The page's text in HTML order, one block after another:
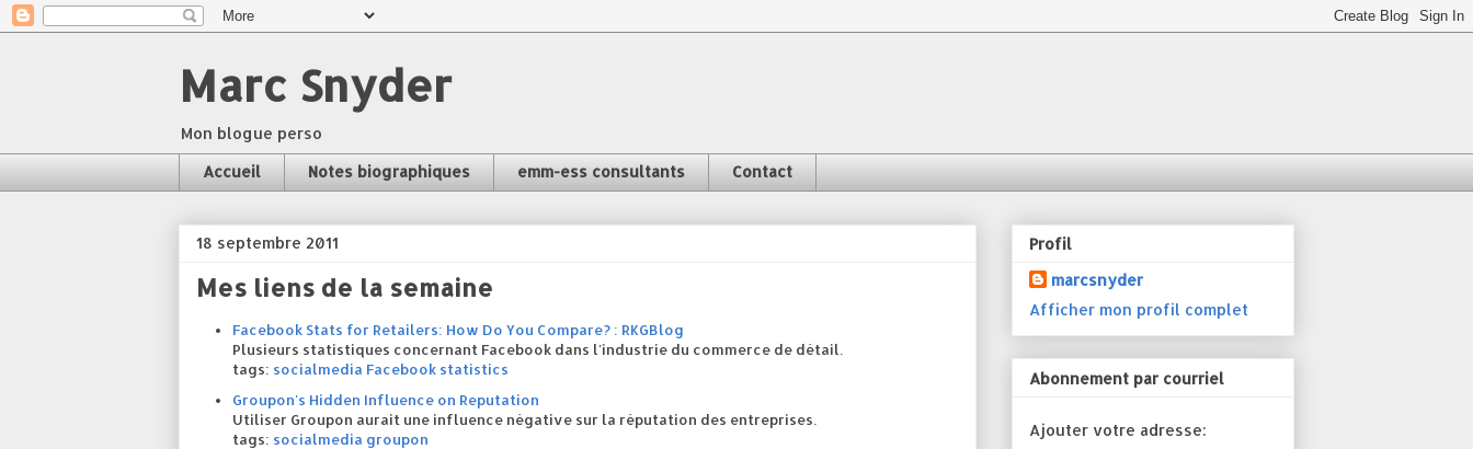
Marc Snyder
Mon blogue perso
Accueil Notes biographiques emm-ess consultants Contact
18 septembre 2011
Mes liens de la semaine
Facebook Stats for Retailers: How Do You Compare? : RKGBlog
Plusieurs statistiques concernant Facebook dans l'industrie du commerce de détail.
tags: socialmedia Facebook statistics
Groupon's Hidden Influence on Reputation
Utiliser Groupon aurait une influence négative sur la réputation des entreprises.
tags: socialmedia groupon
Profil
marcsnyder
Afficher mon profil complet
Abonnement par courriel
Ajouter votre adresse: